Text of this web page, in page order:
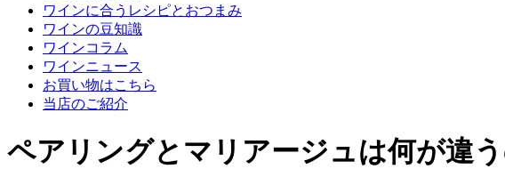
ワインに合うレシピとおつまみ
ワインの豆知識
ワインコラム
ワインニュース
お買い物はこちら
当店のご紹介
ペアリングとマリアージュは何が違